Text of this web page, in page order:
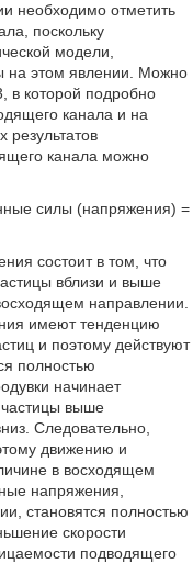
необходимо отметить
поскольку
модели,
на этом явлении. Можно
в которой подробно
канала и на
результатов
канала можно
силы (напряжения) =
состоит в том, что
вблизи и выше
направлении.
имеют тенденцию
и поэтому действуют
полностью
начинает
частицы выше
Следовательно,
движению и
в восходящем
напряжения,
становятся полностью
скорости
подводящего